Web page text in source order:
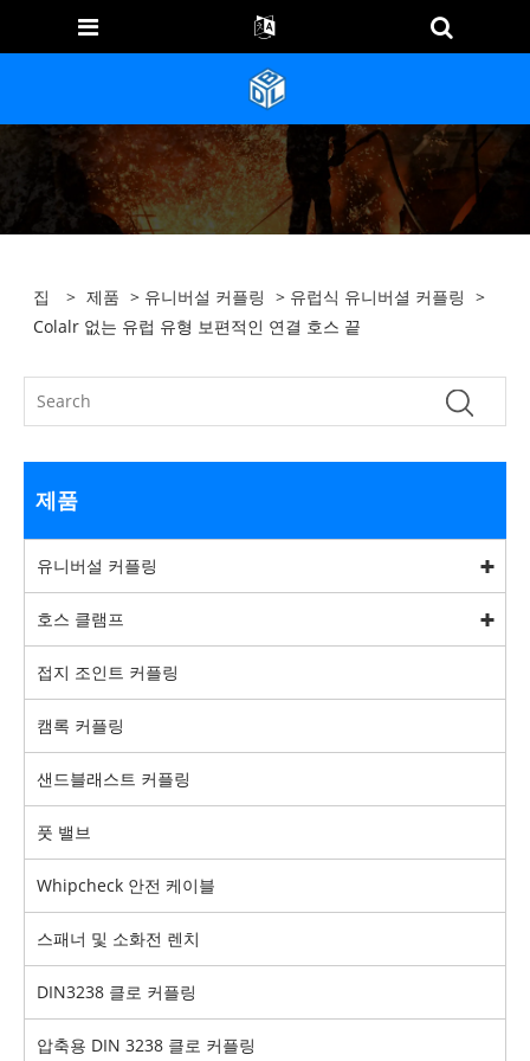
집 > 제품 > 유니버설 커플링 > 유럽식 유니버셜 커플링 >
Colalr 없는 유럽 유형 보편적인 연결 호스 끝
제품
유니버설 커플링
호스 클램프
접지 조인트 커플링
캠록 커플링
샌드블래스트 커플링
풋 밸브
Whipcheck 안전 케이블
스패너 및 소화전 렌치
DIN3238 클로 커플링
압축용 DIN 3238 클로 커플링